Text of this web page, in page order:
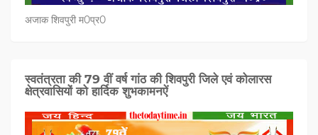
अजाक शिवपुरी म0प्र0
स्वतंत्रता की 79 वीं वर्ष गांठ की शिवपुरी जिले एवं कोलारस
क्षेत्रवासियों को हार्दिक शुभकामनऐं